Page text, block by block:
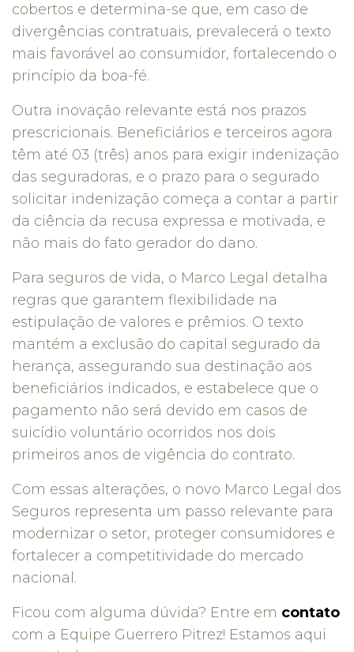
cobertos e determina-se que, em caso de
divergências contratuais, prevalecerá o texto
mais favorável ao consumidor, fortalecendo o
princípio da boa-fé.
Outra inovação relevante está nos prazos
prescricionais. Beneficiários e terceiros agora
têm até 03 (três) anos para exigir indenização
das seguradoras, e o prazo para o segurado
solicitar indenização começa a contar a partir
da ciência da recusa expressa e motivada, e
não mais do fato gerador do dano.
Para seguros de vida, o Marco Legal detalha
regras que garantem flexibilidade na
estipulação de valores e prêmios. O texto
mantém a exclusão do capital segurado da
herança, assegurando sua destinação aos
beneficiários indicados, e estabelece que o
pagamento não será devido em casos de
suicídio voluntário ocorridos nos dois
primeiros anos de vigência do contrato.
Com essas alterações, o novo Marco Legal dos
Seguros representa um passo relevante para
modernizar o setor, proteger consumidores e
fortalecer a competitividade do mercado
nacional.
Ficou com alguma dúvida? Entre em contato
com a Equipe Guerrero Pitrez! Estamos aqui